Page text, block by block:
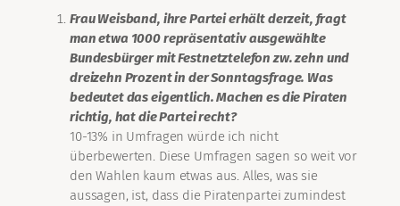
Frau Weisband, ihre Partei erhält derzeit, fragt
man etwa 1000 repräsentativ ausgewählte
Bundesbürger mit Festnetztelefon zw. zehn und
dreizehn Prozent in der Sonntagsfrage. Was
bedeutet das eigentlich. Machen es die Piraten
richtig, hat die Partei recht?
10-13% in Umfragen würde ich nicht
überbewerten. Diese Umfragen sagen so weit vor
den Wahlen kaum etwas aus. Alles, was sie
aussagen, ist, dass die Piratenpartei zumindest